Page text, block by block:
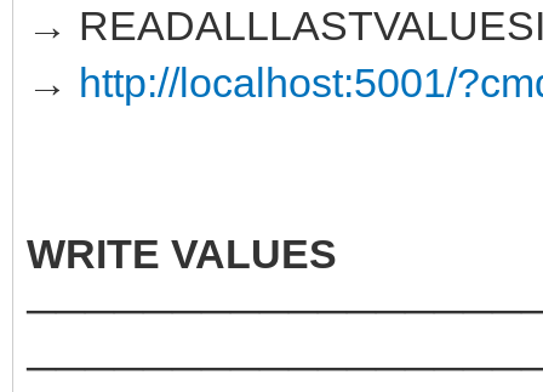
→
→ http://localhost:5001/
WRITE VALUES